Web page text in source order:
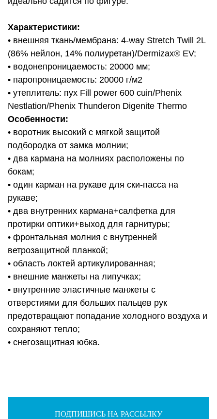
Характеристики:
• внешняя ткань/мембрана: 4-way Stretch Twill 2L
(86% нейлон, 14% полиуретан)/Dermizax® EV;
• водонепроницаемость: 20000 мм;
• паропроницаемость: 20000 г/м2
• утеплитель: пух Fill power 600 cuin/Phenix
Nestlation/Phenix Thunderon Digenite Thermo
Особенности:
• воротник высокий с мягкой защитой
подбородка от замка молнии;
• два кармана на молниях расположены по
бокам;
• один карман на рукаве для ски-пасса на
рукаве;
• два внутренних кармана+салфетка для
протирки оптики+выход для гарнитуры;
• фронтальная молния с внутренней
ветрозащитной планкой;
• область локтей артикулированная;
• внешние манжеты на липучках;
• внутренние эластичные манжеты с
отверстиями для больших пальцев рук
предотвращают попадание холодного воздуха и
сохраняют тепло;
• снегозащитная юбка.
ПОДПИШИСЬ НА РАССЫЛКУ